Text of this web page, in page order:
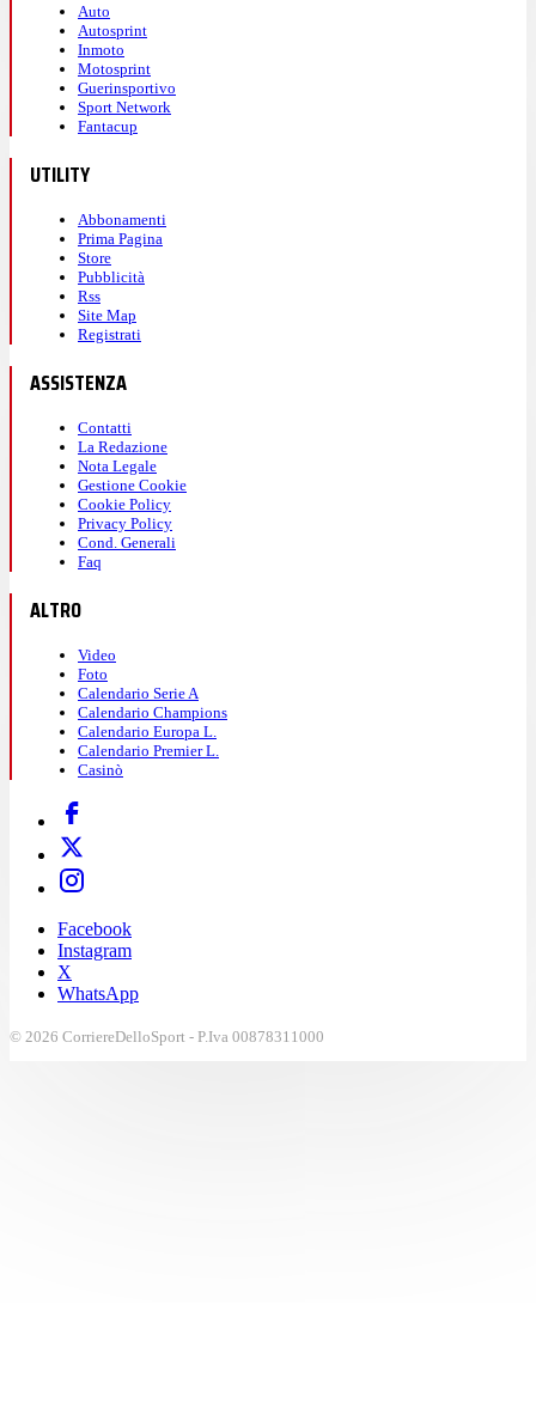
Auto
Autosprint
Inmoto
Motosprint
Guerinsportivo
Sport Network
Fantacup
UTILITY
Abbonamenti
Prima Pagina
Store
Pubblicità
Rss
Site Map
Registrati
ASSISTENZA
Contatti
La Redazione
Nota Legale
Gestione Cookie
Cookie Policy
Privacy Policy
Cond. Generali
Faq
ALTRO
Video
Foto
Calendario Serie A
Calendario Champions
Calendario Europa L.
Calendario Premier L.
Casinò
Facebook
Instagram
X
WhatsApp
© 2026 CorriereDelloSport - P.Iva 00878311000